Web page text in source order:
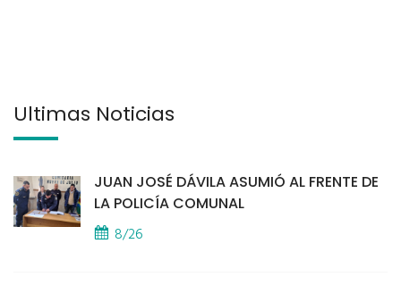
Últimas Noticias
JUAN JOSÉ DÁVILA ASUMIÓ AL FRENTE DE
LA POLICÍA COMUNAL
8/26